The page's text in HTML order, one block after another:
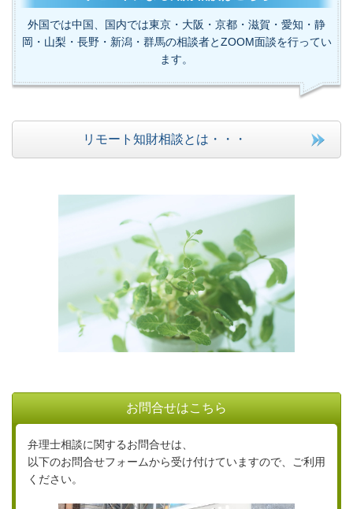
外国では中国、国内では東京・大阪・京都・滋賀・愛知・静
岡・山梨・長野・新潟・群馬の相談者とZOOM面談を行ってい
ます。
リモート知財相談とは・・・
お問合せはこちら
弁理士相談に関するお問合せは、
以下のお問合せフォームから受け付けていますので、ご利用
ください。